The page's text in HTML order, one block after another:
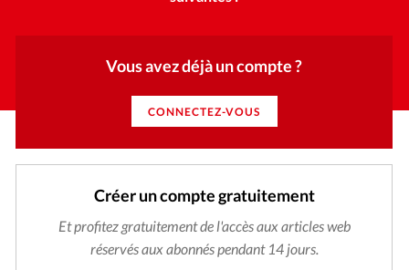
Vous avez déjà un compte ?
CONNECTEZ-VOUS
Créer un compte gratuitement
Et profitez gratuitement de l'accès aux articles web
réservés aux abonnés pendant 14 jours.